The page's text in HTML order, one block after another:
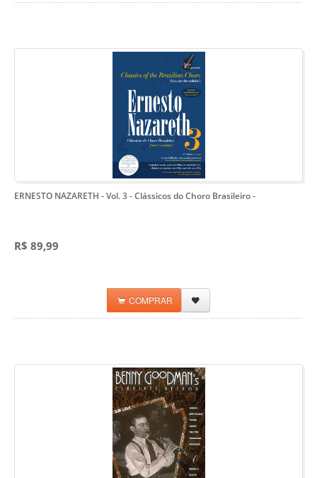
ERNESTO NAZARETH - Vol. 3 - Clássicos do Choro Brasileiro-
R$ 89,99
COMPRAR